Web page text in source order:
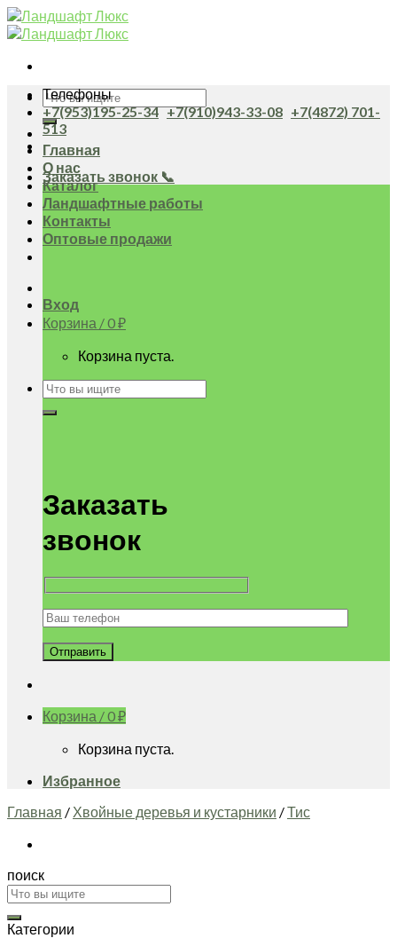
Skip
to
Искать:
Главная
О нас
Каталог
Ландшафтные работы
Контакты
Оптовые продажи
Вход
Корзина /0₽
Корзина пуста.
Искать:
Телефоны
+7(953)195-25-34 +7(910)943-33-08 +7(4872) 701-
513
Заказать звонок 📞
Заказать
звонок
Корзина /0₽
Корзина пуста.
Избранное
Главная / Хвойные деревья и кустарники /Тис
поиск
Искать:
Категории